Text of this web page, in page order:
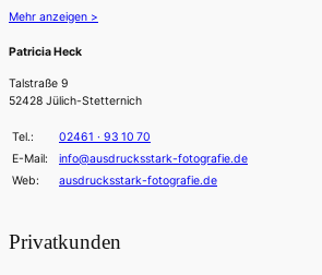
Mehr anzeigen >
Patricia Heck
Talstraße 9
52428 Jülich-Stetternich
Tel.:
02461 · 93 10 70
E-Mail:
info@ausdrucksstark-fotografie.de
Web:
ausdrucksstark-fotografie.de
Privatkunden